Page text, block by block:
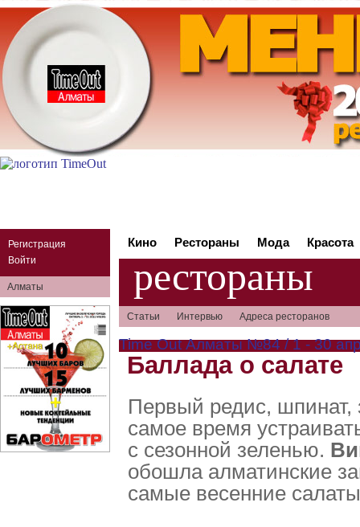
Регистрация
Войти
Алматы
Кино Рестораны Мода Красота
рестораны
Статьи Интервью Адреса ресторанов
Time Out Алматы №84 / 1 - 30
Баллада о салате
Первый редис,
самое время
с сезонной зеленью.
обошла алматинские
самые весенние